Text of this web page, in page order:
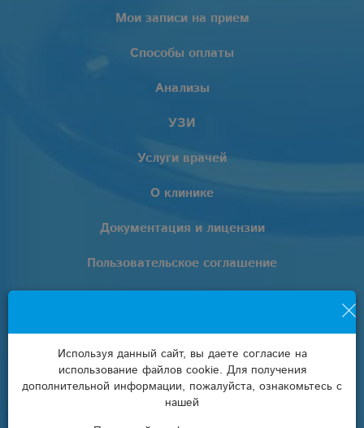
Мои записи на прием
Способы оплаты
Анализы
УЗИ
Услуги врачей
О клинике
Документация и лицензии
Пользовательское соглашение
+7 (861) 205-02-02
info@euro-lab.ru
Используя данный сайт, вы даете согласие на
использование файлов cookie. Для получения
дополнительной информации, пожалуйста, ознакомьтесь с
нашей